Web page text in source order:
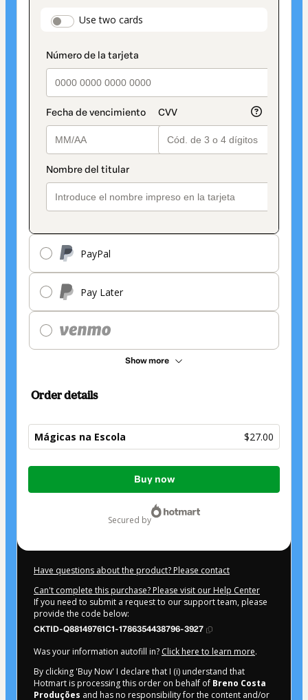
payment_data.section_title_v2
Use two cards
PayPal
Pay Later
Show more
method
Order details
Mágicas na Escola $27.00
Total
Buy now
secured by
Have questions about the product? Please contact
Can't complete this purchase? Please visit our Help Center
If you need to submit a request to our support team, please
provide the code below:
CKTID-Q88149761C1-1786354438796-3927
Was your information autofill in? Click here to learn more.
By clicking 'Buy Now' I declare that I (i) understand that
Hotmart is processing this order on behalf of Breno Costa
Produções and has no responsibility for the content and/or